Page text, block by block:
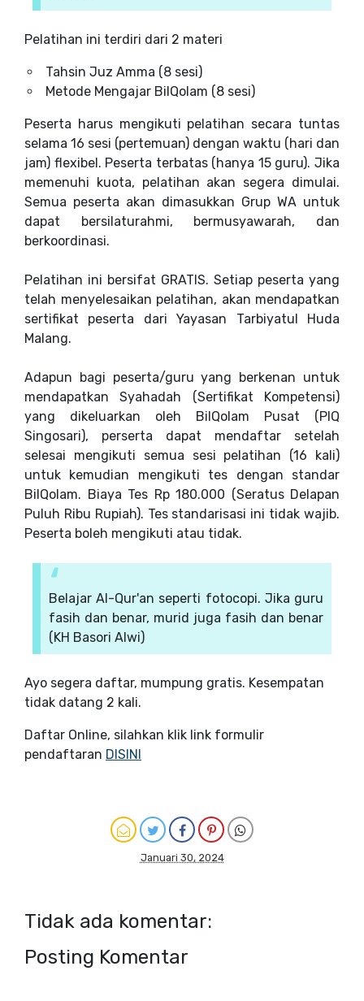
Pelatihan ini terdiri dari 2 materi
Tahsin Juz Amma (8 sesi)
Metode Mengajar BilQolam (8 sesi)
Peserta harus mengikuti pelatihan secara tuntas
selama 16 sesi (pertemuan) dengan waktu (hari dan
jam) flexibel. Peserta terbatas (hanya 15 guru). Jika
memenuhi kuota, pelatihan akan segera dimulai.
Semua peserta akan dimasukkan Grup WA untuk
dapat bersilaturahmi, bermusyawarah, dan
berkoordinasi.
Pelatihan ini bersifat GRATIS. Setiap peserta yang
telah menyelesaikan pelatihan, akan mendapatkan
sertifikat peserta dari Yayasan Tarbiyatul Huda
Malang.
Adapun bagi peserta/guru yang berkenan untuk
mendapatkan Syahadah (Sertifikat Kompetensi)
yang dikeluarkan oleh BilQolam Pusat (PIQ
Singosari), perserta dapat mendaftar setelah
selesai mengikuti semua sesi pelatihan (16 kali)
untuk kemudian mengikuti tes dengan standar
BilQolam. Biaya Tes Rp 180.000 (Seratus Delapan
Puluh Ribu Rupiah). Tes standarisasi ini tidak wajib.
Peserta boleh mengikuti atau tidak.
Belajar Al-Qur'an seperti fotocopi. Jika guru
fasih dan benar, murid juga fasih dan benar
(KH Basori Alwi)
Ayo segera daftar, mumpung gratis. Kesempatan
tidak datang 2 kali.
Daftar Online, silahkan klik link formulir
pendaftaran DISINI
Januari 30, 2024
Tidak ada komentar:
Posting Komentar